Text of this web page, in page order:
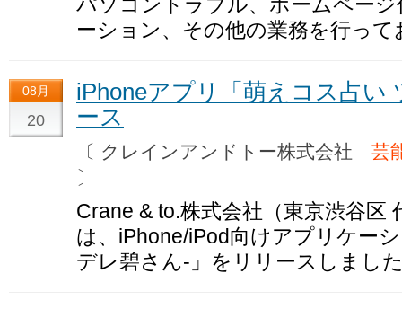
ーション、その他の業務を行って
08月
20
iPhoneアプリ「萌えコス占い
ース
〔 クレインアンドトー株式会社 芸
〕
Crane & to.株式会社（東京渋谷区
は、iPhone/iPod向けアプリケー
デレ碧さん-」をリリースしまし